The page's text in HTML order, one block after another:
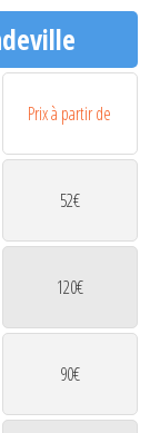
Prix à partir de
52€
120€
90€